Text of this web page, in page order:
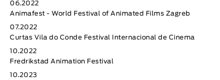
06.2022
Animafest - World Festival of Animated Films Zagreb
07.2022
Curtas Vila do Conde Festival Internacional de Cinema
10.2022
Fredrikstad Animation Festival
10.2023